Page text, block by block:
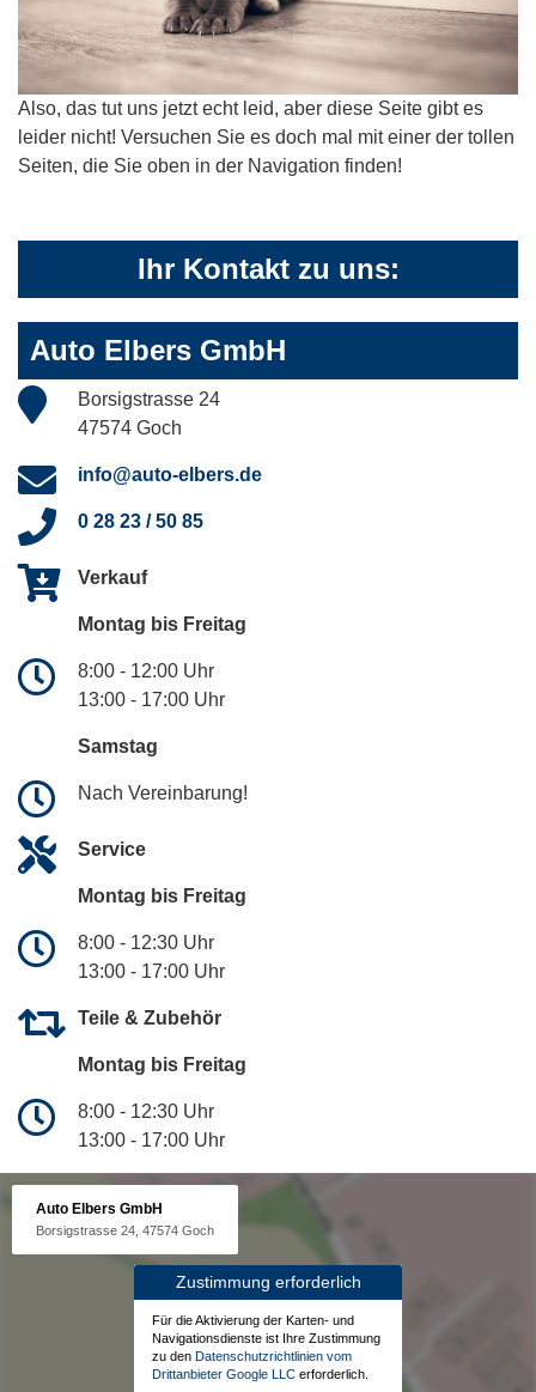
Also, das tut uns jetzt echt leid, aber diese Seite gibt es
leider nicht! Versuchen Sie es doch mal mit einer der tollen
Seiten, die Sie oben in der Navigation finden!
Ihr Kontakt zu uns:
Auto Elbers GmbH
Borsigstrasse 24
47574 Goch
info@auto-elbers.de
0 28 23 / 50 85
Verkauf
Montag bis Freitag
8:00 - 12:00 Uhr
13:00 - 17:00 Uhr
Samstag
Nach Vereinbarung!
Service
Montag bis Freitag
8:00 - 12:30 Uhr
13:00 - 17:00 Uhr
Teile & Zubehör
Montag bis Freitag
8:00 - 12:30 Uhr
13:00 - 17:00 Uhr
Auto Elbers GmbH
Borsigstrasse 24, 47574 Goch
Zustimmung erforderlich
Für die Aktivierung der Karten- und
Navigationsdienste ist Ihre Zustimmung
zu den Datenschutzrichtlinien vom
Drittanbieter Google LLC erforderlich.